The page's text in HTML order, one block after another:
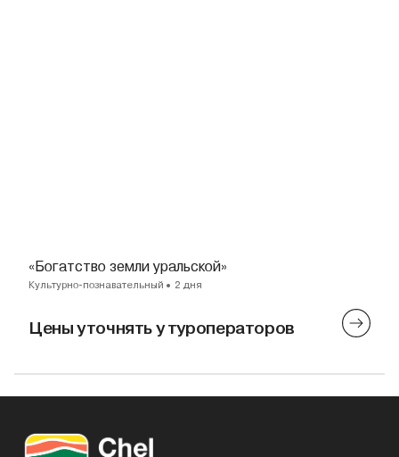
«Богатство земли уральской»
Культурно-познавательный 2 дня
Цены уточнять у туроператоров